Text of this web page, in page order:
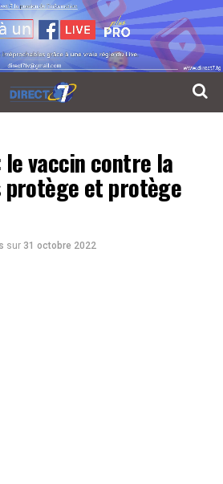
le vaccin contre la
protège et protège
sur 31 octobre 2022